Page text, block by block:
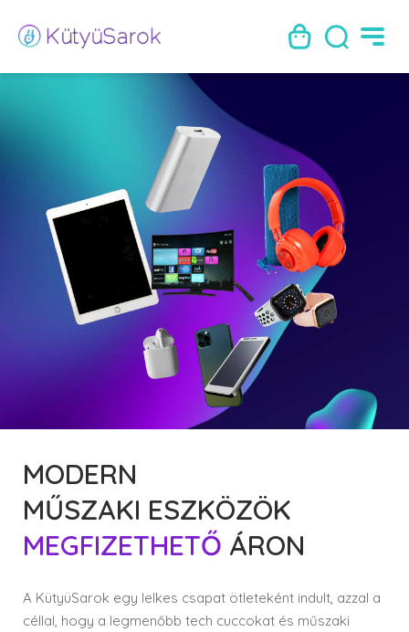
MODERN
MŰSZAKI ESZKÖZÖK
MEGFIZETHETŐ ÁRON
A KütyüSarok egy lelkes csapat ötleteként indult, azzal a
céllal, hogy a legmenőbb tech cuccokat és műszaki